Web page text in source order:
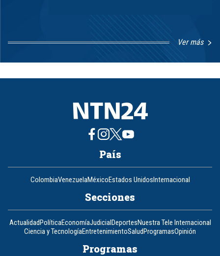
Ver más
1
8
País
ColombiaVenezuelaMéxicoEstados UnidosInternacional
Secciones
ActualidadPolíticaEconomíaJudicialDeportesNuestra Tele Internacional
Ciencia y TecnologíaEntretenimientoSaludProgramasOpinión
Programas